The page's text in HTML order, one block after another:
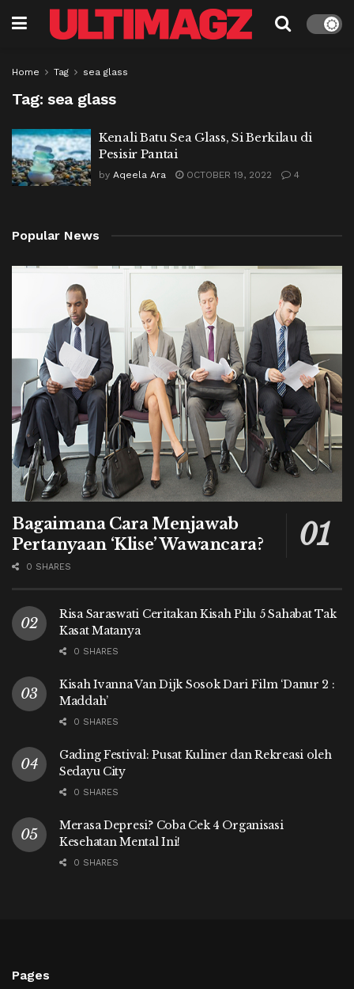
Home Tag sea glass
Tag: sea glass
Kenali Batu Sea Glass, Si Berkilau di
Pesisir Pantai
by Aqeela Ara OCTOBER 19, 2022 4
Popular News
Bagaimana Cara Menjawab
Pertanyaan ‘Klise’ Wawancara?
0 SHARES
Risa Saraswati Ceritakan Kisah Pilu 5 Sahabat Tak
Kasat Matanya
0 SHARES
Kisah Ivanna Van Dijk Sosok Dari Film ‘Danur 2 :
Maddah’
0 SHARES
Gading Festival: Pusat Kuliner dan Rekreasi oleh
Sedayu City
0 SHARES
Merasa Depresi? Coba Cek 4 Organisasi
Kesehatan Mental Ini!
0 SHARES
Pages